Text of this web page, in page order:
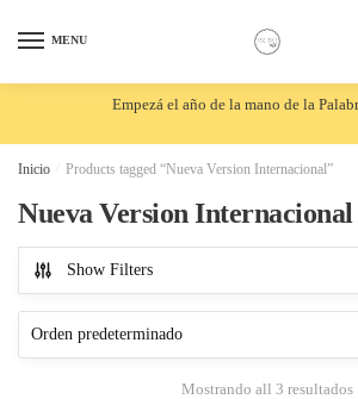
MENU
Empezá el año de la mano de la
Inicio Products tagged “Nueva Version Internacional”
Nueva Version Internacional
Show Filters
Mostrando all 3 resultados